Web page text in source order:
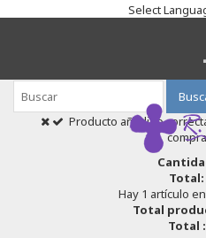
Select
Producto añadido
compra
Total:
Hay 1 artículo
Total
Total :